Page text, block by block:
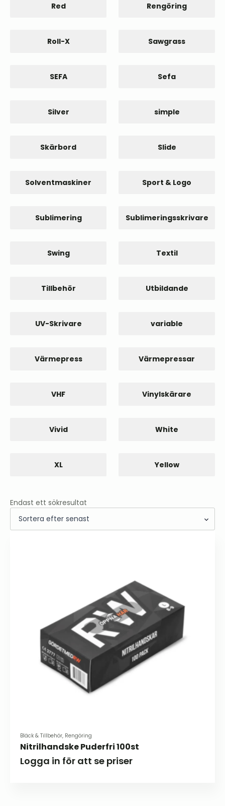
Red Rengöring
Roll-X Sawgrass
SEFA Sefa
Silver simple
Skärbord Slide
Solventmaskiner Sport & Logo
Sublimering Sublimeringsskrivare
Swing Textil
Tillbehör Utbildande
UV-Skrivare variable
Värmepress Värmepressar
VHF Vinylskärare
Vivid White
XL Yellow
Endast ett sökresultat
Bläck & Tillbehör, Rengöring
Nitrilhandske Puderfri 100st
Logga in för att se priser